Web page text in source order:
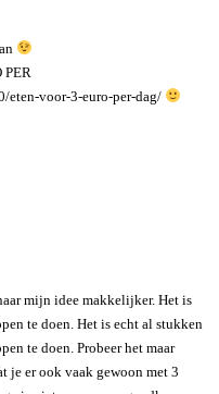
PER
eten-voor-3-euro-per-dag/
mijn idee makkelijker. Het is
te doen. Het is echt al stukken
te doen. Probeer het maar
je er ook vaak gewoon met 3